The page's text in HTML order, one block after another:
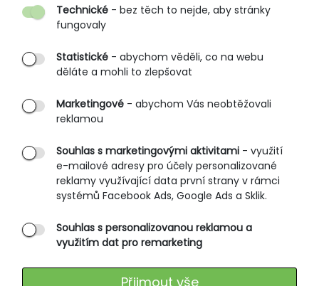
Technické - bez těch to nejde, aby stránky
fungovaly
Statistické - abychom věděli, co na webu
děláte a mohli to zlepšovat
Marketingové - abychom Vás neobtěžovali
reklamou
Souhlas s marketingovými aktivitami - využití
e-mailové adresy pro účely personalizované
reklamy využívající data první strany v rámci
systémů Facebook Ads, Google Ads a Sklik.
Souhlas s personalizovanou reklamou a
využitím dat pro remarketing
Přijmout vše
O nás
Partnerské prodejny
B2B vstup
PRŮVODCE NAKUPOVÁNÍM
Obchodní podmínky
Rozměrové tabulky
Způsoby doručení
Ochrana osobních údajů
SLUŽBY ZÁKAZNÍKŮM